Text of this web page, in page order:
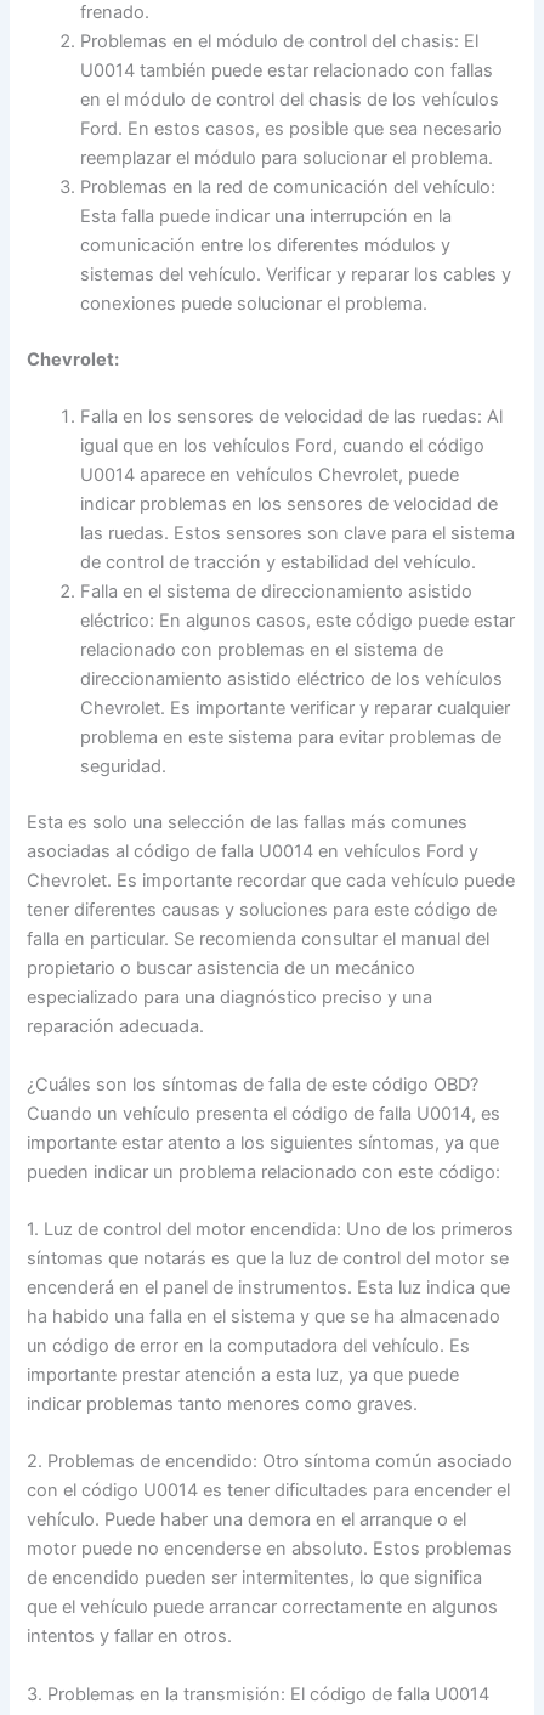
frenado.
Problemas en el módulo de control del chasis: El
U0014 también puede estar relacionado con fallas
en el módulo de control del chasis de los vehículos
Ford. En estos casos, es posible que sea necesario
reemplazar el módulo para solucionar el problema.
Problemas en la red de comunicación del vehículo:
Esta falla puede indicar una interrupción en la
comunicación entre los diferentes módulos y
sistemas del vehículo. Verificar y reparar los cables y
conexiones puede solucionar el problema.
Chevrolet:
Falla en los sensores de velocidad de las ruedas: Al
igual que en los vehículos Ford, cuando el código
U0014 aparece en vehículos Chevrolet, puede
indicar problemas en los sensores de velocidad de
las ruedas. Estos sensores son clave para el sistema
de control de tracción y estabilidad del vehículo.
Falla en el sistema de direccionamiento asistido
eléctrico: En algunos casos, este código puede estar
relacionado con problemas en el sistema de
direccionamiento asistido eléctrico de los vehículos
Chevrolet. Es importante verificar y reparar cualquier
problema en este sistema para evitar problemas de
seguridad.
Esta es solo una selección de las fallas más comunes
asociadas al código de falla U0014 en vehículos Ford y
Chevrolet. Es importante recordar que cada vehículo puede
tener diferentes causas y soluciones para este código de
falla en particular. Se recomienda consultar el manual del
propietario o buscar asistencia de un mecánico
especializado para una diagnóstico preciso y una
reparación adecuada.
¿Cuáles son los síntomas de falla de este código OBD?
Cuando un vehículo presenta el código de falla U0014, es
importante estar atento a los siguientes síntomas, ya que
pueden indicar un problema relacionado con este código:
1. Luz de control del motor encendida: Uno de los primeros
síntomas que notarás es que la luz de control del motor se
encenderá en el panel de instrumentos. Esta luz indica que
ha habido una falla en el sistema y que se ha almacenado
un código de error en la computadora del vehículo. Es
importante prestar atención a esta luz, ya que puede
indicar problemas tanto menores como graves.
2. Problemas de encendido: Otro síntoma común asociado
con el código U0014 es tener dificultades para encender el
vehículo. Puede haber una demora en el arranque o el
motor puede no encenderse en absoluto. Estos problemas
de encendido pueden ser intermitentes, lo que significa
que el vehículo puede arrancar correctamente en algunos
intentos y fallar en otros.
3. Problemas en la transmisión: El código de falla U0014